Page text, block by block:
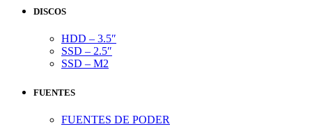
DISCOS
HDD – 3.5″
SSD – 2.5″
SSD – M2
FUENTES
FUENTES DE PODER